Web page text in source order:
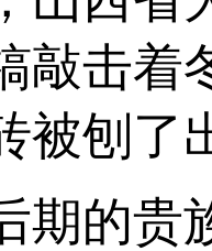
敲击着
被刨了
期的贵